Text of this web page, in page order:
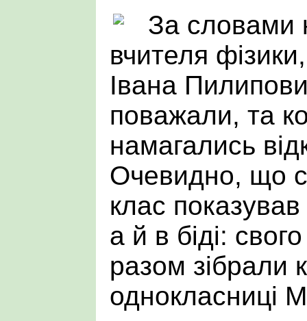
За словами
вчителя
Івана
поважали, та
намагались
Очевидно, що
клас
а й в біді:
разом зібрали
однокласниці